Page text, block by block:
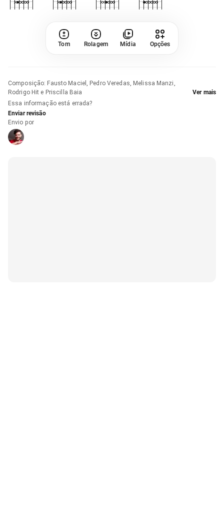
Tom Rolagem Mídia Opções
Composição: Fausto Maciel, Pedro Veredas, Melissa Manzi,
Rodrigo Hit e Priscilla Baia
Ver mais
Essa informação está errada?
Enviar revisão
Envio por